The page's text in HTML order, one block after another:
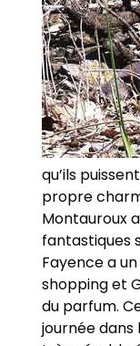
qu’ils
propre
Montauroux
fantastiques
Fayence a
shopping et
du parfum.
journée dans